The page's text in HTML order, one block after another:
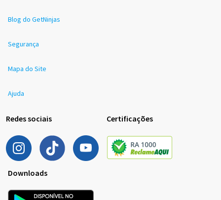
Blog do GetNinjas
Segurança
Mapa do Site
Ajuda
Redes sociais Certificações
Downloads